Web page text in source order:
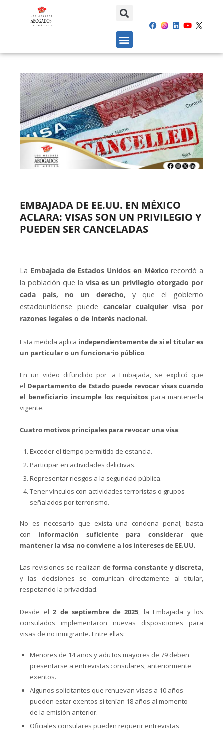
EMBAJADA DE EE.UU. EN MÉXICO
ACLARA: VISAS SON UN PRIVILEGIO Y
PUEDEN SER CANCELADAS
La Embajada de Estados Unidos en México recordó a
la población que la visa es un privilegio otorgado por
cada país, no un derecho, y que el gobierno
estadounidense puede cancelar cualquier visa por
razones legales o de interés nacional.
Esta medida aplica independientemente de si el titular es
un particular o un funcionario público.
En un video difundido por la Embajada, se explicó que
el Departamento de Estado puede revocar visas cuando
el beneficiario incumple los requisitos para mantenerla
vigente.
Cuatro motivos principales para revocar una visa:
Exceder el tiempo permitido de estancia.
Participar en actividades delictivas.
Representar riesgos a la seguridad pública.
Tener vínculos con actividades terroristas o grupos
señalados por terrorismo.
No es necesario que exista una condena penal; basta
con información suficiente para considerar que
mantener la visa no conviene a los intereses de EE.UU.
Las revisiones se realizan de forma constante y discreta,
y las decisiones se comunican directamente al titular,
respetando la privacidad.
Desde el 2 de septiembre de 2025 , la Embajada y los
consulados implementaron nuevas disposiciones para
visas de no inmigrante. Entre ellas:
Menores de 14 años y adultos mayores de 79 deben
presentarse a entrevistas consulares, anteriormente
exentos.
Algunos solicitantes que renuevan visas a 10 años
pueden estar exentos si tenían 18 años al momento
de la emisión anterior.
Oficiales consulares pueden requerir entrevistas